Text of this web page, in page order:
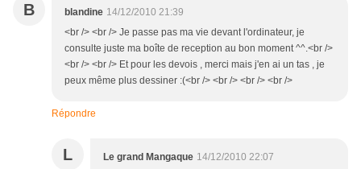
B blandine 14/12/2010 21:39
<br /> <br /> Je passe pas ma vie devant l'ordinateur, je
consulte juste ma boîte de reception au bon moment ^^.<br />
<br /> <br /> Et pour les devois , merci mais j'en ai un tas , je
peux même plus dessiner :(<br /> <br /> <br /> <br />
Répondre
L Le grand Mangaque 14/12/2010 22:07